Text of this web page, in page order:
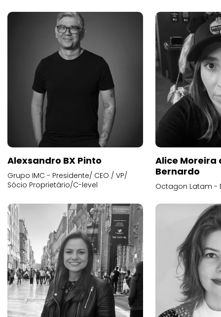
Alexsandro BX Pinto
Grupo IMC - Presidente/ CEO / VP/
Sócio Proprietário/C-level
Alice
Bernardo
Octagon Latam -